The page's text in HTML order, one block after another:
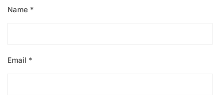
Name *
Email *